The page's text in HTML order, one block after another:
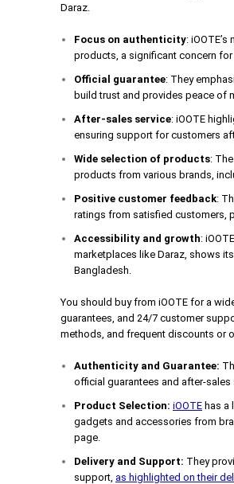
Daraz.
Focus on authenticity:
products, a significant concern
Official guarantee: They
build trust and provides peace of
After-sales service: iOOTE
ensuring support for customers
Wide selection of products:
products from various brands,
Positive customer feedback:
ratings from satisfied customers,
Accessibility and growth:
marketplaces like Daraz, shows
Bangladesh.
You should buy from iOOTE for a
guarantees, and 24/7 customer
methods, and frequent discounts or
Authenticity and Guarantee:
official guarantees and after-sales
Product Selection: iOOTE has a
gadgets and accessories from
page.
Delivery and Support: They
support, as highlighted on their